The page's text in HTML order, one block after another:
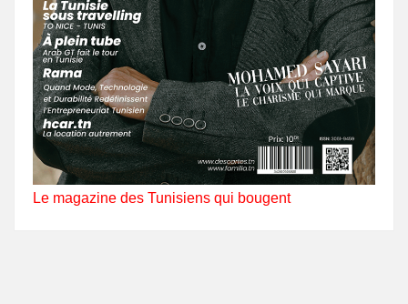
Le magazine des Tunisiens qui bougent